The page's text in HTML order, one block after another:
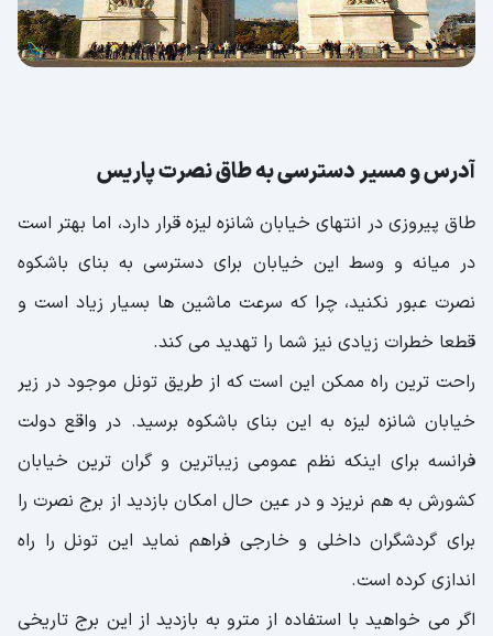
آدرس و مسیر دسترسی به طاق نصرت پاریس
طاق پیروزی در انتهای خیابان شانزه لیزه قرار دارد، اما بهتر است
در میانه و وسط این خیابان برای دسترسی به بنای باشکوه
نصرت عبور نکنید، چرا که سرعت ماشین ها بسیار زیاد است و
قطعا خطرات زیادی نیز شما را تهدید می کند.
راحت ترین راه ممکن این است که از طریق تونل موجود در زیر
خیابان شانزه لیزه به این بنای باشکوه برسید. در واقع دولت
فرانسه برای اینکه نظم عمومی زیباترین و گران ترین خیابان
کشورش به هم نریزد و در عین حال امکان بازدید از برج نصرت را
برای گردشگران داخلی و خارجی فراهم نماید این تونل را راه
اندازی کرده است.
اگر می خواهید با استفاده از مترو به بازدید از این برج تاریخی